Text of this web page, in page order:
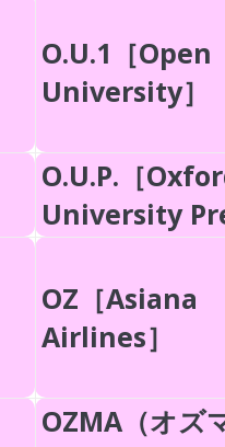
O.U.1［Open
University］
O.U.P.［
University
OZ［Asiana
Airlines］
OZMA（オズ